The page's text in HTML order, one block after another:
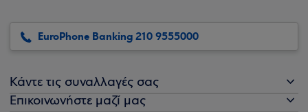
EuroPhone Banking 210 9555000
Κάντε τις συναλλαγές σας
Επικοινωνήστε μαζί μας